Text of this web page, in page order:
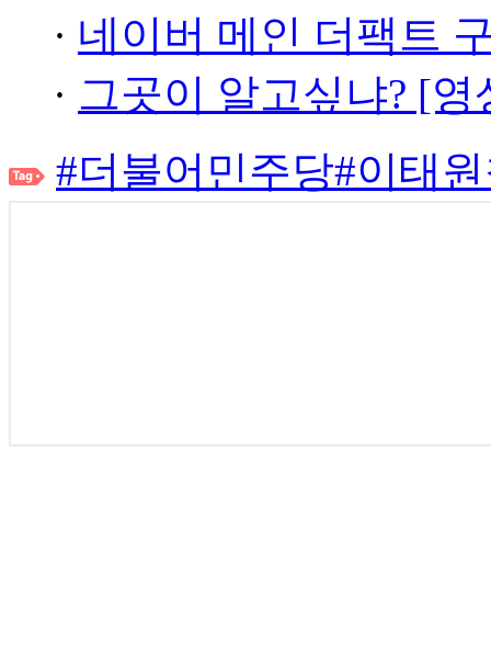
· 네이버 메인 더팩트
· 그곳이 알고싶냐? [
#더불어민주당#이태